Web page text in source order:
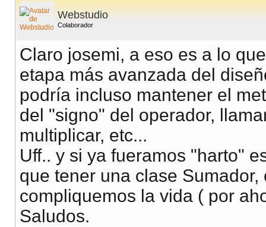
Webstudio
Colaborador
Claro josemi, a eso es a lo
etapa más avanzada del
podría incluso mantener el
del "signo" del operador,
multiplicar, etc...
Uff.. y si ya fueramos "harto"
que tener una clase
compliquemos la vida ( por
Saludos.